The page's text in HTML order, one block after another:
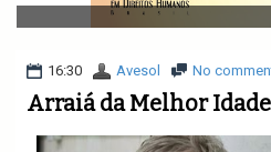
v
i
a
i
16:30 Avesol No
Arraiá da Melhor Idade